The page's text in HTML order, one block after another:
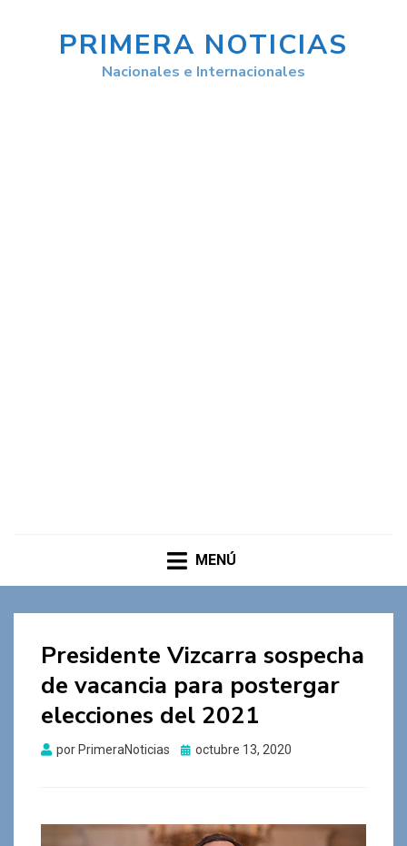
PRIMERA NOTICIAS
Nacionales e Internacionales
MENÚ
Presidente Vizcarra sospecha
de vacancia para postergar
elecciones del 2021
por PrimeraNoticias
Publicado
octubre 13, 2020